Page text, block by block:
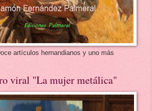
artículos hernandianos y uno más
viral "La mujer metálica"